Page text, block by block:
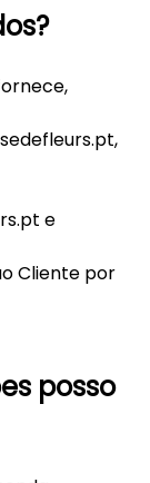
e
Cliente por
posso